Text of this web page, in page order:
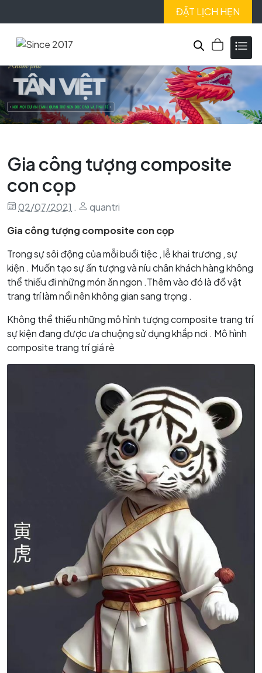
ĐẶT LỊCH HẸN
Gia công tượng composite
con cọp
02/07/2021 .
quantri
Gia công tượng composite con cọp
Trong sự sôi động của mỗi buổi tiệc , lễ khai trương , sự
kiện . Muốn tạo sự ấn tượng và níu chân khách hàng không
thể thiếu đi những món ăn ngon .Thêm vào đó là đồ vật
trang trí làm nổi nên không gian sang trọng .
Không thể thiếu những mô hình tượng composite trang trí
sự kiện đang được ưa chuộng sử dụng khắp nơi . Mô hình
composite trang trí giá rẻ